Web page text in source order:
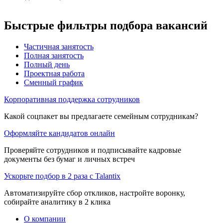
Быстрые фильтры подбора вакансий
Частичная занятость
Полная занятость
Полный день
Проектная работа
Сменный график
Корпоративная поддержка сотрудников
Какой соцпакет вы предлагаете семейным сотрудникам?
Оформляйте кандидатов онлайн
Проверяйте сотрудников и подписывайте кадровые
документы без бумаг и личных встреч
Ускорьте подбор в 2 раза с Talantix
Автоматизируйте сбор откликов, настройте воронку,
собирайте аналитику в 2 клика
О компании